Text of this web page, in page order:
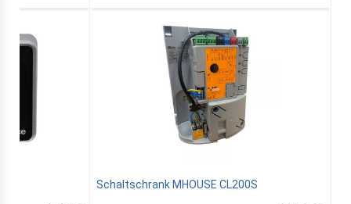
Schaltschrank MHOUSE CL200S